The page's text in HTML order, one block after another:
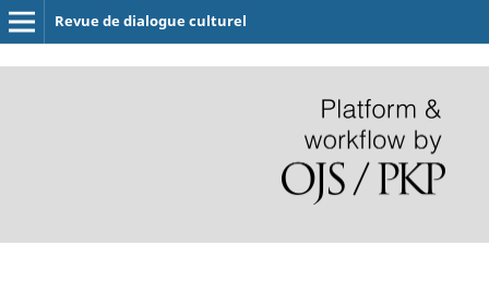
Revue de dialogue culturel